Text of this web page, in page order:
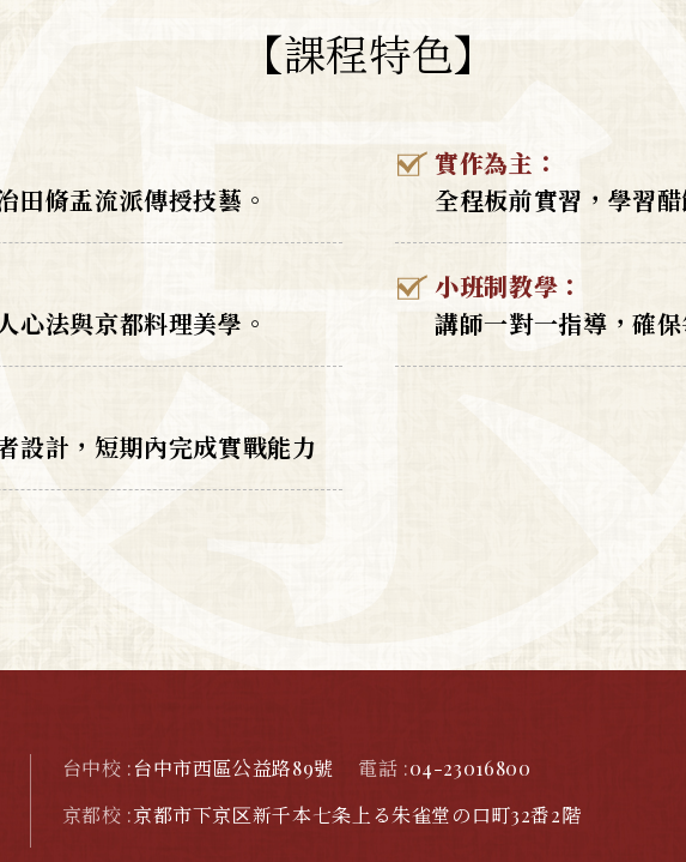
【課程特色】
田脩盂流派傳授技藝。
實作為主：
全程板前實習，學習
心法與京都料理美學。
小班制教學：
講師一對一指導，確
設計，短期內完成實戰能力
台中校 :台中市西區公益路89號 電話 :04-23016800
京都校 :京都市下京区新千本七条上る朱雀堂の口町32番2階